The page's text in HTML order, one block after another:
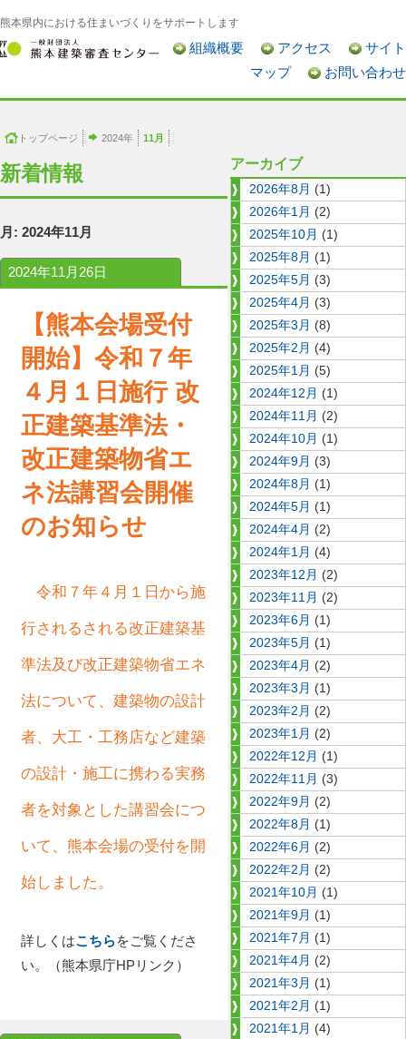
熊本県内における住まいづくりをサポートします
組織概要 アクセス
サイト
マップ
お問い合わせ
トップページ 2024年 11月
新着情報
月: 2024年11月
2024年11月26日
【熊本会場受付
開始】令和７年
４月１日施行 改
正建築基準法・
改正建築物省エ
ネ法講習会開催
のお知らせ
令和７年４月１日から施
行されるされる改正建築基
準法及び改正建築物省エネ
法について、建築物の設計
者、大工・工務店など建築
の設計・施工に携わる実務
者を対象とした講習会につ
いて、熊本会場の受付を開
始しました。
詳しくはこちらをご覧くださ
い。（熊本県庁HPリンク）
アーカイブ
2026年8月 (1)
2026年1月 (2)
2025年10月 (1)
2025年8月 (1)
2025年5月 (3)
2025年4月 (3)
2025年3月 (8)
2025年2月 (4)
2025年1月 (5)
2024年12月 (1)
2024年11月 (2)
2024年10月 (1)
2024年9月 (3)
2024年8月 (1)
2024年5月 (1)
2024年4月 (2)
2024年1月 (4)
2023年12月 (2)
2023年11月 (2)
2023年6月 (1)
2023年5月 (1)
2023年4月 (2)
2023年3月 (1)
2023年2月 (2)
2023年1月 (2)
2022年12月 (1)
2022年11月 (3)
2022年9月 (2)
2022年8月 (1)
2022年6月 (2)
2022年2月 (2)
2021年10月 (1)
2021年9月 (1)
2021年7月 (1)
2021年4月 (2)
2021年3月 (1)
2021年2月 (1)
2021年1月 (4)